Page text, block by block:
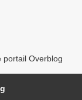
portail Overblog